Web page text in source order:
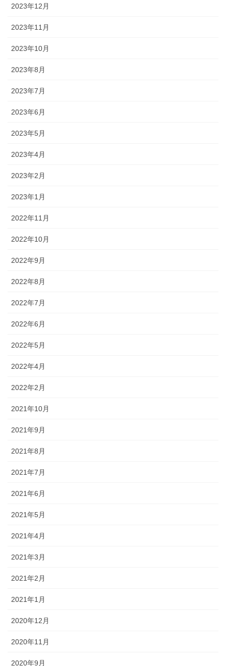
2023年12月
2023年11月
2023年10月
2023年8月
2023年7月
2023年6月
2023年5月
2023年4月
2023年2月
2023年1月
2022年11月
2022年10月
2022年9月
2022年8月
2022年7月
2022年6月
2022年5月
2022年4月
2022年2月
2021年10月
2021年9月
2021年8月
2021年7月
2021年6月
2021年5月
2021年4月
2021年3月
2021年2月
2021年1月
2020年12月
2020年11月
2020年9月